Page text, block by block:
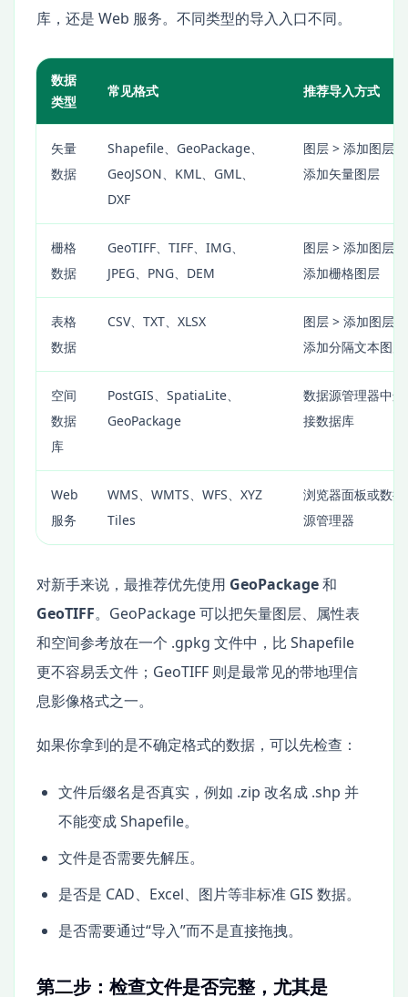
库，还是 Web 服务。不同类型的导入入口不同。
数据
类型
常见格式 推荐导入方式
矢量
数据
Shapefile、GeoPackage、
GeoJSON、KML、GML、
DXF
图层 > 添加图层 >
添加矢量图层
栅格
数据
GeoTIFF、TIFF、IMG、
JPEG、PNG、DEM
图层 > 添加图层 >
添加栅格图层
表格
数据
CSV、TXT、XLSX
图层 > 添加图层 >
添加分隔文本图层
空间
数据
库
PostGIS、SpatiaLite、
GeoPackage
数据源管理器中连
接数据库
Web
服务
WMS、WMTS、WFS、XYZ
Tiles
浏览器面板或数据
源管理器
对新手来说，最推荐优先使用 GeoPackage和
GeoTIFF。GeoPackage 可以把矢量图层、属性表
和空间参考放在一个 .gpkg 文件中，比 Shapefile
更不容易丢文件；GeoTIFF 则是最常见的带地理信
息影像格式之一。
如果你拿到的是不确定格式的数据，可以先检查：
文件后缀名是否真实，例如 .zip 改名成 .shp 并
不能变成 Shapefile。
文件是否需要先解压。
是否是 CAD、Excel、图片等非标准 GIS 数据。
是否需要通过“导入”而不是直接拖拽。
第二步：检查文件是否完整，尤其是